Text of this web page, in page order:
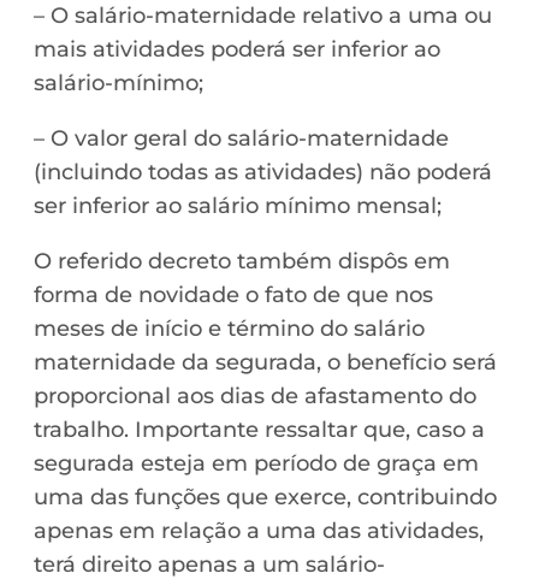
– O salário-maternidade relativo a uma ou
mais atividades poderá ser inferior ao
salário-mínimo;
– O valor geral do salário-maternidade
(incluindo todas as atividades) não poderá
ser inferior ao salário mínimo mensal;
O referido decreto também dispôs em
forma de novidade o fato de que nos
meses de início e término do salário
maternidade da segurada, o benefício será
proporcional aos dias de afastamento do
trabalho. Importante ressaltar que, caso a
segurada esteja em período de graça em
uma das funções que exerce, contribuindo
apenas em relação a uma das atividades,
terá direito apenas a um salário-